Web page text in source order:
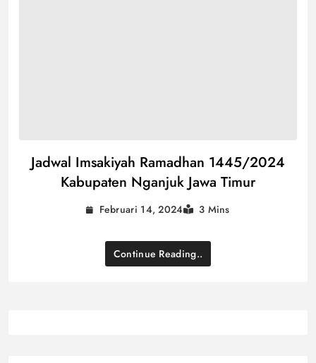
Jadwal Imsakiyah Ramadhan 1445/2024
Kabupaten Nganjuk Jawa Timur
Februari 14, 2024 3 Mins
Continue Reading..